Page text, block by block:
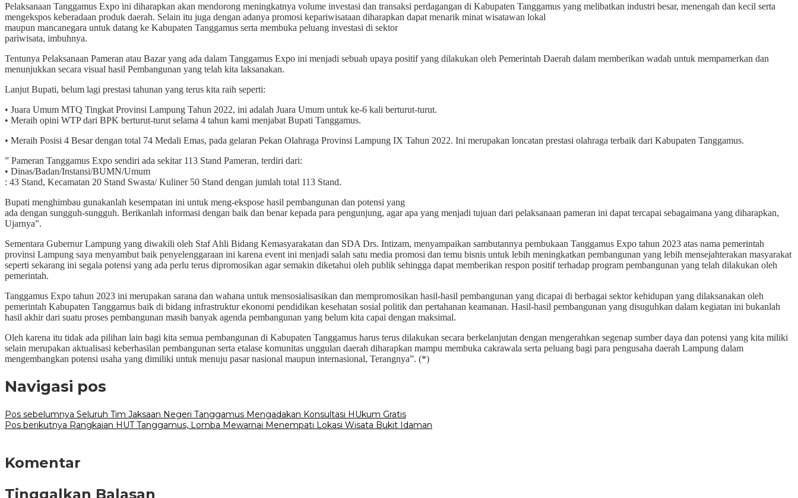
Pelaksanaan Tanggamus Expo ini diharapkan akan mendorong meningkatnya volume investasi dan transaksi perdagangan di Kabupaten Tanggamus yang melibatkan industri besar, menengah dan kecil serta
mengekspos keberadaan produk daerah. Selain itu juga dengan adanya promosi kepariwisataan diharapkan dapat menarik minat wisatawan lokal
maupun mancanegara untuk datang ke Kabupaten Tanggamus serta membuka peluang investasi di sektor
pariwisata, imbuhnya.
Tentunya Pelaksanaan Pameran atau Bazar yang ada dalam Tanggamus Expo ini menjadi sebuah upaya positif yang dilakukan oleh Pemerintah Daerah dalam memberikan wadah untuk mempamerkan dan
menunjukkan secara visual hasil Pembangunan yang telah kita laksanakan.
Lanjut Bupati, belum lagi prestasi tahunan yang terus kita raih seperti:
• Juara Umum MTQ Tingkat Provinsi Lampung Tahun 2022, ini adalah Juara Umum untuk ke-6 kali berturut-turut.
• Meraih opini WTP dari BPK berturut-turut selama 4 tahun kami menjabat Bupati Tanggamus.
• Meraih Posisi 4 Besar dengan total 74 Medali Emas, pada gelaran Pekan Olahraga Provinsi Lampung IX Tahun 2022. Ini merupakan loncatan prestasi olahraga terbaik dari Kabupaten Tanggamus.
” Pameran Tanggamus Expo sendiri ada sekitar 113 Stand Pameran, terdiri dari:
• Dinas/Badan/Instansi/BUMN/Umum
: 43 Stand, Kecamatan 20 Stand Swasta/ Kuliner 50 Stand dengan jumlah total 113 Stand.
Bupati menghimbau gunakanlah kesempatan ini untuk meng-ekspose hasil pembangunan dan potensi yang
ada dengan sungguh-sungguh. Berikanlah informasi dengan baik dan benar kepada para pengunjung, agar apa yang menjadi tujuan dari pelaksanaan pameran ini dapat tercapai sebagaimana yang diharapkan,
Ujarnya”.
Sementara Gubernur Lampung yang diwakili oleh Staf Ahli Bidang Kemasyarakatan dan SDA Drs. Intizam, menyampaikan sambutannya pembukaan Tanggamus Expo tahun 2023 atas nama pemerintah
provinsi Lampung saya menyambut baik penyelenggaraan ini karena event ini menjadi salah satu media promosi dan temu bisnis untuk lebih meningkatkan pembangunan yang lebih mensejahterakan masyarakat
seperti sekarang ini segala potensi yang ada perlu terus dipromosikan agar semakin diketahui oleh publik sehingga dapat memberikan respon positif terhadap program pembangunan yang telah dilakukan oleh
pemerintah.
Tanggamus Expo tahun 2023 ini merupakan sarana dan wahana untuk mensosialisasikan dan mempromosikan hasil-hasil pembangunan yang dicapai di berbagai sektor kehidupan yang dilaksanakan oleh
pemerintah Kabupaten Tanggamus baik di bidang infrastruktur ekonomi pendidikan kesehatan sosial politik dan pertahanan keamanan. Hasil-hasil pembangunan yang disuguhkan dalam kegiatan ini bukanlah
hasil akhir dari suatu proses pembangunan masih banyak agenda pembangunan yang belum kita capai dengan maksimal.
Oleh karena itu tidak ada pilihan lain bagi kita semua pembangunan di Kabupaten Tanggamus harus terus dilakukan secara berkelanjutan dengan mengerahkan segenap sumber daya dan potensi yang kita miliki
selain merupakan aktualisasi keberhasilan pembangunan serta etalase komunitas unggulan daerah diharapkan mampu membuka cakrawala serta peluang bagi para pengusaha daerah Lampung dalam
mengembangkan potensi usaha yang dimiliki untuk menuju pasar nasional maupun internasional, Terangnya”. (*)
Navigasi pos
Pos sebelumnya Seluruh Tim Jaksaan Negeri Tanggamus Mengadakan Konsultasi HUkum Gratis
Pos berikutnya Rangkaian HUT Tanggamus, Lomba Mewarnai Menempati Lokasi Wisata Bukit Idaman
Komentar
Tinggalkan Balasan